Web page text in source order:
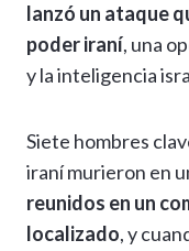
lanzó un ataque
poder iraní, una
y la inteligencia
Siete hombres
iraní murieron en
reunidos en un
localizado, y